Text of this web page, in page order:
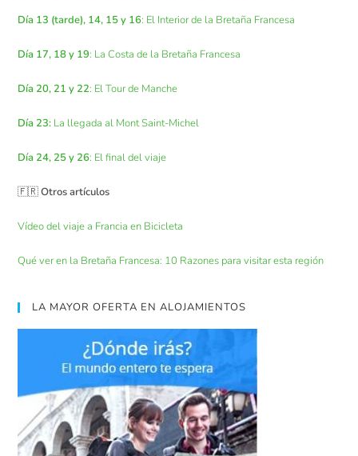
Día 13 (tarde), 14, 15 y 16: El Interior de la Bretaña Francesa
Día 17, 18 y 19: La Costa de la Bretaña Francesa
Día 20, 21 y 22: El Tour de Manche
Día 23: La llegada al Mont Saint-Michel
Día 24, 25 y 26: El final del viaje
🇫🇷Otros artículos
Vídeo del viaje a Francia en Bicicleta
Qué ver en la Bretaña Francesa: 10 Razones para visitar esta región
LA MAYOR OFERTA EN ALOJAMIENTOS